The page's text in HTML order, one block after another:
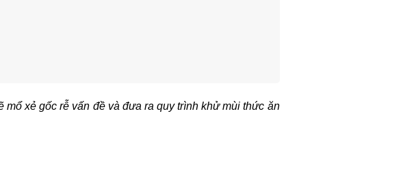
mổ xẻ gốc rễ vấn đề và đưa ra quy trìnhkhử mùi thức ăn